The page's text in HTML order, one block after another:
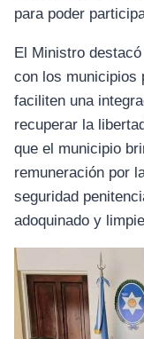
para poder
El Ministro
con los municipios
faciliten una
recuperar la
que el municipio
remuneración por
seguridad
adoquinado y